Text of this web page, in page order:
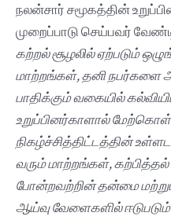
நலன்சார் சமூகத்தின்
முறைப்பாடு செய்பவர்
கற்றல் சூழலில் ஏற்படும்
மாற்றங்கள், தனி நபர்களை
பாதிக்கும் வகையில்
உறுப்பினர்காளால்
நிகழ்ச்சித்திட்டத்தின்
வரும் மாற்றங்கள், கற்பித்தல்
போன்றவற்றின் தன்மை
ஆய்வு வேளைகளில்